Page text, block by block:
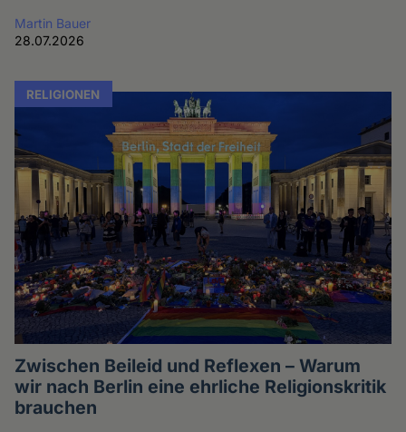
Martin Bauer
28.07.2026
RELIGIONEN
Zwischen Beileid und Reflexen – Warum
wir nach Berlin eine ehrliche Religionskritik
brauchen